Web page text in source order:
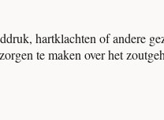
hartklachten of andere
te maken over het